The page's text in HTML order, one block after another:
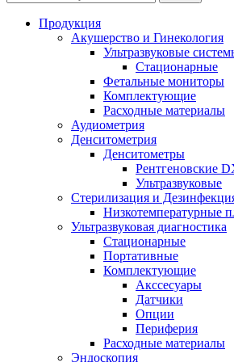
Продукция
Акушерство и Гинекология
Ультразвуковые
Стационарные
Фетальные мониторы
Комплектующие
Расходные материалы
Аудиометрия
Денситометрия
Денситометры
Рентгеновские
Ультразвуковые
Стерилизация и
Низкотемпературные
Ультразвуковая диагностика
Стационарные
Портативные
Комплектующие
Акссесуары
Датчики
Опции
Периферия
Расходные материалы
Эндоскопия